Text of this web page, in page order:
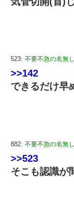
523: 不要不急の名無
>>142
できるだけ早
882: 不要不急の名無
>>523
そこも認識が